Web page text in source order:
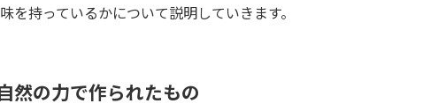
を持っているかについて説明していきます。
然の力で作られたもの